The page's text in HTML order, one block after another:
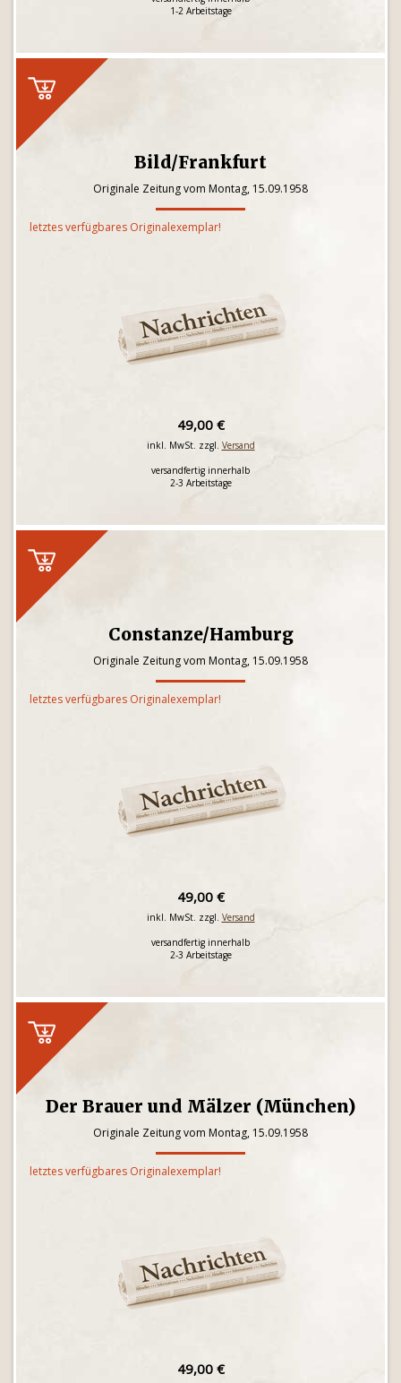
1-2 Arbeitstage
Bild/Frankfurt
Originale Zeitung vom Montag, 15.09.1958
letztes verfügbares Originalexemplar!
49,00 €
inkl. MwSt. zzgl. Versand
versandfertig innerhalb
2-3 Arbeitstage
Constanze/Hamburg
Originale Zeitung vom Montag, 15.09.1958
letztes verfügbares Originalexemplar!
49,00 €
inkl. MwSt. zzgl. Versand
versandfertig innerhalb
2-3 Arbeitstage
Der Brauer und Mälzer (München)
Originale Zeitung vom Montag, 15.09.1958
letztes verfügbares Originalexemplar!
49,00 €